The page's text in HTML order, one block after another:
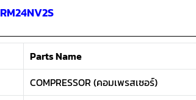
Parts Name
COMPRESSOR (คอมเพรสเซอร์)